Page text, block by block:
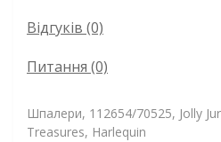
Відгуків (0)
Питання (0)
Шпалери, 112654/70525, Jolly
Treasures, Harlequin